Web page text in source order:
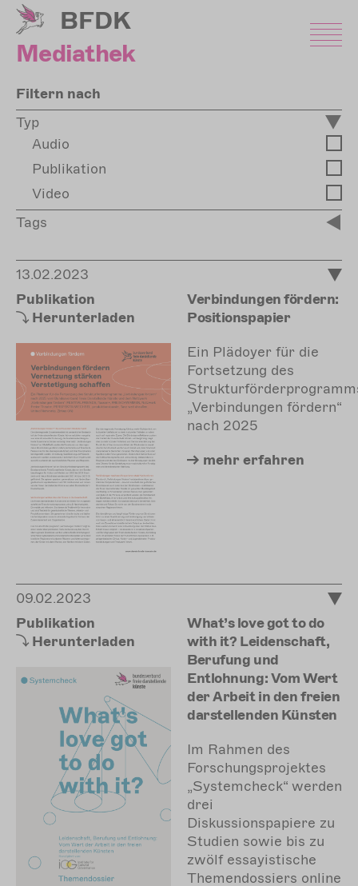
Direkt
zum
Inhalt
BFDK
Mediathek
13.02.2023
Publikation
Herunterladen
Verbindungen fördern:
Positionspapier
Ein Plädoyer für die
Fortsetzung des
„Verbindungen fördern“
nach 2025
mehr erfahren
09.02.2023
Publikation
Herunterladen
What’s love got to do
with it? Leidenschaft,
Berufung und
Entlohnung: Vom Wert
der Arbeit in den freien
darstellenden Künsten
Im Rahmen des
Forschungsprojektes
„Systemcheck“ werden
drei
Diskussionspapiere zu
Studien sowie bis zu
zwölf essayistische
Themendossiers online
Filtern nach
Typ
Audio
Publikation
Video
Tags